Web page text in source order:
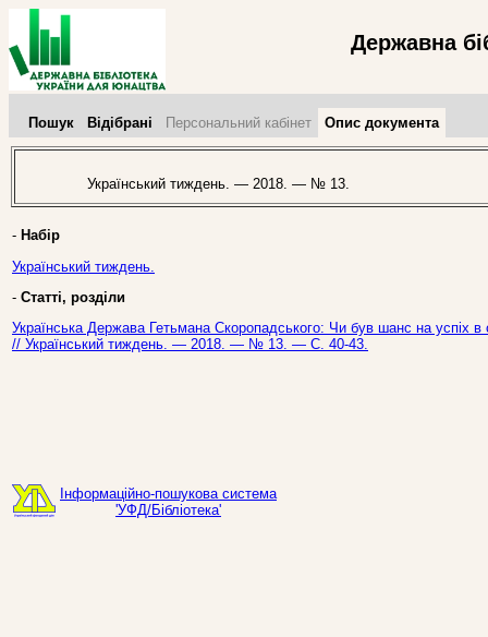
Державна
Пошук Відібрані Персональний кабінет Опис документа
Український тиждень. — 2018. — № 13.
- Набір
Український тиждень.
- Статті, розділи
Українська Держава Гетьмана Скоропадського: Чи був шанс на успіх
// Український тиждень. — 2018. — № 13. — С. 40-43.
Інформаційно-пошукова система
'УФД/Бібліотека'